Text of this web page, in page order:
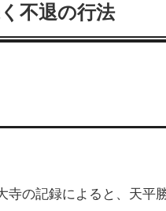
不退の行法
の記録によると、天平